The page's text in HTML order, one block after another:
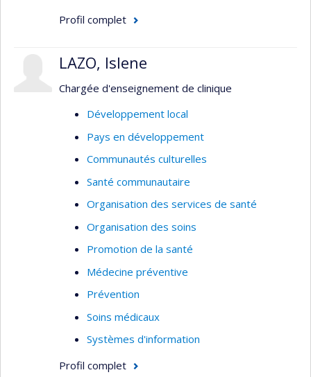
Profil complet
LAZO, Islene
Chargée d'enseignement de clinique
Développement local
Pays en développement
Communautés culturelles
Santé communautaire
Organisation des services de santé
Organisation des soins
Promotion de la santé
Médecine préventive
Prévention
Soins médicaux
Systèmes d'information
Profil complet